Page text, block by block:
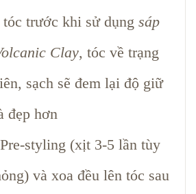
tóc trước khi sử dụng sáp
Clay, tóc về trạng
sạch sẽ đem lại độ giữ
đẹp hơn
Pre-styling (xịt 3-5 lần tùy
và xoa đều lên tóc sau